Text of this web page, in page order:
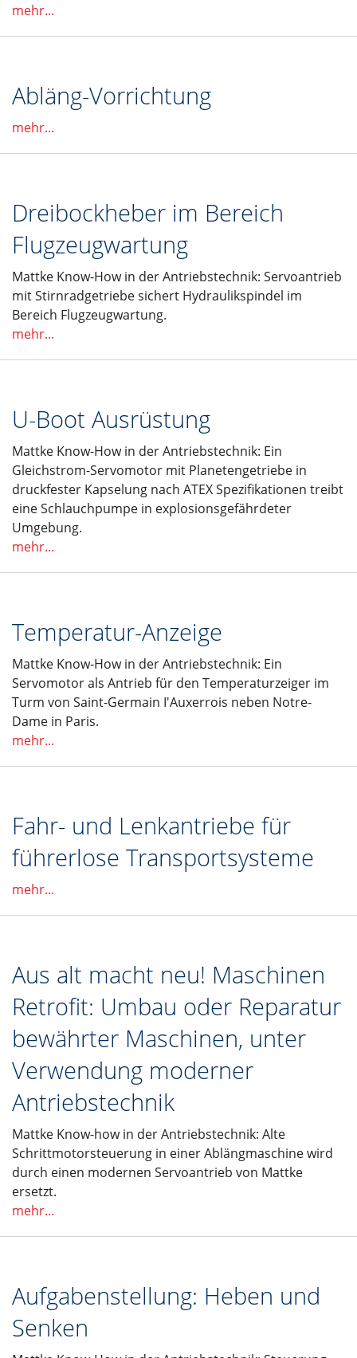
mehr...
Abläng-Vorrichtung
mehr...
Dreibockheber im Bereich
Flugzeugwartung
Mattke Know-How in der Antriebstechnik: Servoantrieb
mit Stirnradgetriebe sichert Hydraulikspindel im
Bereich Flugzeugwartung.
mehr...
U-Boot Ausrüstung
Mattke Know-How in der Antriebstechnik: Ein
Gleichstrom-Servomotor mit Planetengetriebe in
druckfester Kapselung nach ATEX Spezifikationen treibt
eine Schlauchpumpe in explosionsgefährdeter
Umgebung.
mehr...
Temperatur-Anzeige
Mattke Know-How in der Antriebstechnik: Ein
Servomotor als Antrieb für den Temperaturzeiger im
Turm von Saint-Germain I'Auxerrois neben Notre-
Dame in Paris.
mehr...
Fahr- und Lenkantriebe für
führerlose Transportsysteme
mehr...
Aus alt macht neu! Maschinen
Retrofit: Umbau oder Reparatur
bewährter Maschinen, unter
Verwendung moderner
Antriebstechnik
Mattke Know-how in der Antriebstechnik: Alte
Schrittmotorsteuerung in einer Ablängmaschine wird
durch einen modernen Servoantrieb von Mattke
ersetzt.
mehr...
Aufgabenstellung: Heben und
Senken